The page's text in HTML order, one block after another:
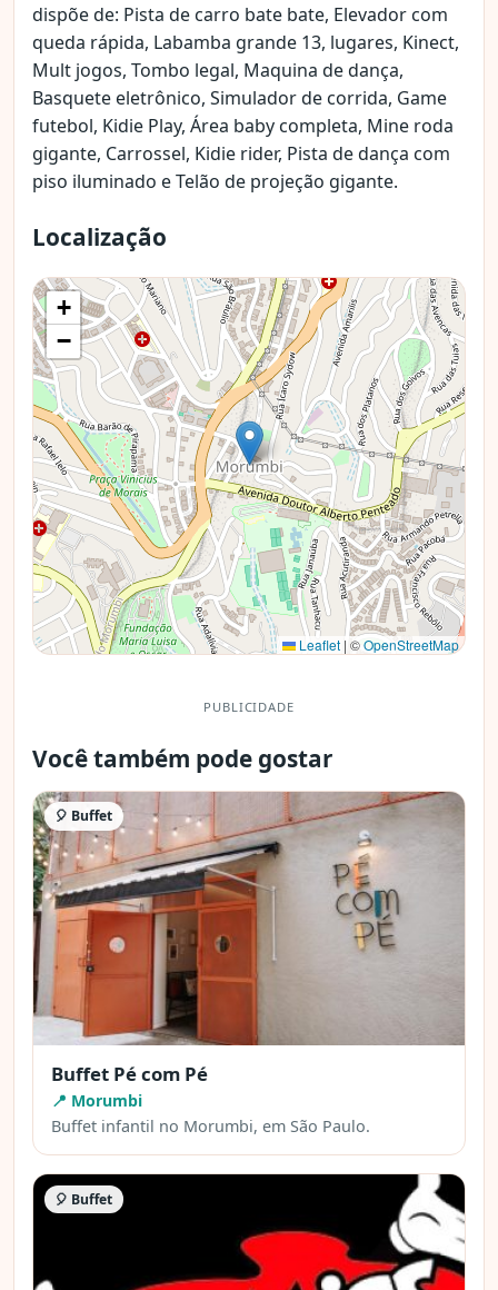
dispõe de: Pista de carro bate bate, Elevador com
queda rápida, Labamba grande 13, lugares, Kinect,
Mult jogos, Tombo legal, Maquina de dança,
Basquete eletrônico, Simulador de corrida, Game
futebol, Kidie Play, Área baby completa, Mine roda
gigante, Carrossel, Kidie rider, Pista de dança com
piso iluminado e Telão de projeção gigante.
Localização
+
−
Leaflet | ©OpenStreetMap
PUBLICIDADE
Você também pode gostar
🎈 Buffet
Buffet Pé com Pé
📍 Morumbi
Buffet infantil no Morumbi, em São Paulo.
🎈 Buffet